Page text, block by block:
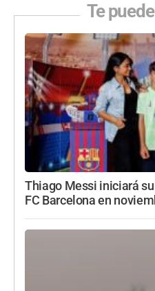
Te puede
Thiago Messi iniciará
FC Barcelona en